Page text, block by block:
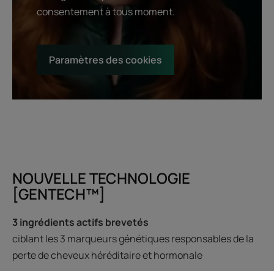
consentement à tous moment.
Paramètres des cookies
NOUVELLE TECHNOLOGIE
[GENTECH™]
3 ingrédients actifs brevetés
ciblant les 3 marqueurs génétiques responsables de la
perte de cheveux héréditaire et hormonale